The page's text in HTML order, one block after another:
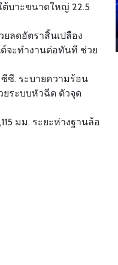
ต้บาะขนาดใหญ่ 22.5
ยลดอัตราสิ้นเปลือง
จะทำงานต่อทันที ช่วย
ซีซี. ระบายความร้อน
ยระบบหัวฉีด ตัวจุด
มม. ระยะห่างฐานล้อ